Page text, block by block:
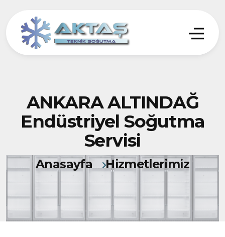
ANKARA ALTINDAĞ
Endüstriyel Soğutma
Servisi
Anasayfa Hizmetlerimiz